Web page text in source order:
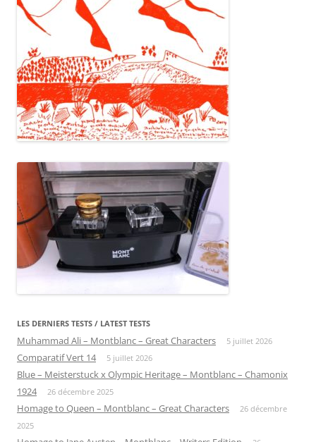
LES DERNIERS TESTS / LATEST TESTS
Muhammad Ali – Montblanc – Great Characters 5 juillet 2026
Comparatif Vert 14 5 juillet 2026
Blue – Meisterstuck x Olympic Heritage – Montblanc – Chamonix
1924
26 décembre 2025
Homage to Queen – Montblanc – Great Characters
26 décembre
2025